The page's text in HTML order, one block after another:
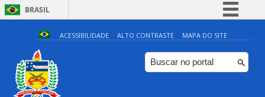
BRASIL
Simplifique!
Comunica BR
Participe
ACESSIBILIDADE ALTO CONTRASTE MAPA DO SITE